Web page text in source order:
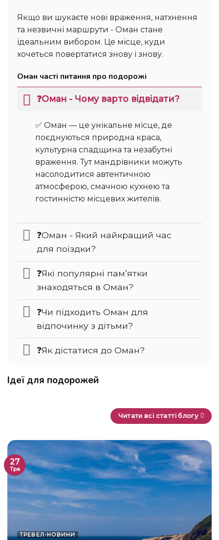
Якщо ви шукаєте нові враження, натхнення
та незвичні маршрути - Оман стане
ідеальним вибором. Це місце, куди
хочеться повертатися знову і знову.
Оман часті питання про подорожі
❓Оман - Чому варто відвідати?
✅ Оман — це унікальне місце, де
поєднуються природна краса,
культурна спадщина та незабутні
враження. Тут мандрівники можуть
насолодитися автентичною
атмосферою, смачною кухнею та
гостинністю місцевих жителів.
❓Оман - Який найкращий час
для поїздки?
❓Які популярні пам’ятки
знаходяться в Оман?
❓Чи підходить Оман для
відпочинку з дітьми?
❓Як дістатися до Оман?
Ідеї для подорожей
Читати всі статті блогу
ТРЕВЕЛ-НОВИНИ
27
Тра